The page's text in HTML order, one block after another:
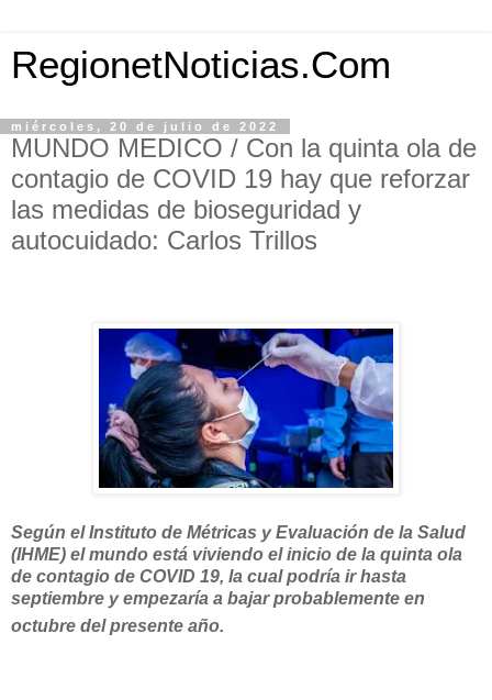
RegionetNoticias.Com
miércoles, 20 de julio de 2022
MUNDO MEDICO / Con la quinta ola de
contagio de COVID 19 hay que reforzar
las medidas de bioseguridad y
autocuidado: Carlos Trillos
Según el Instituto de Métricas y Evaluación de la Salud
(IHME) el mundo está viviendo el inicio de la quinta ola
de contagio de COVID 19, la cual podría ir hasta
septiembre y empezaría a bajar probablemente en
octubre del presente año.